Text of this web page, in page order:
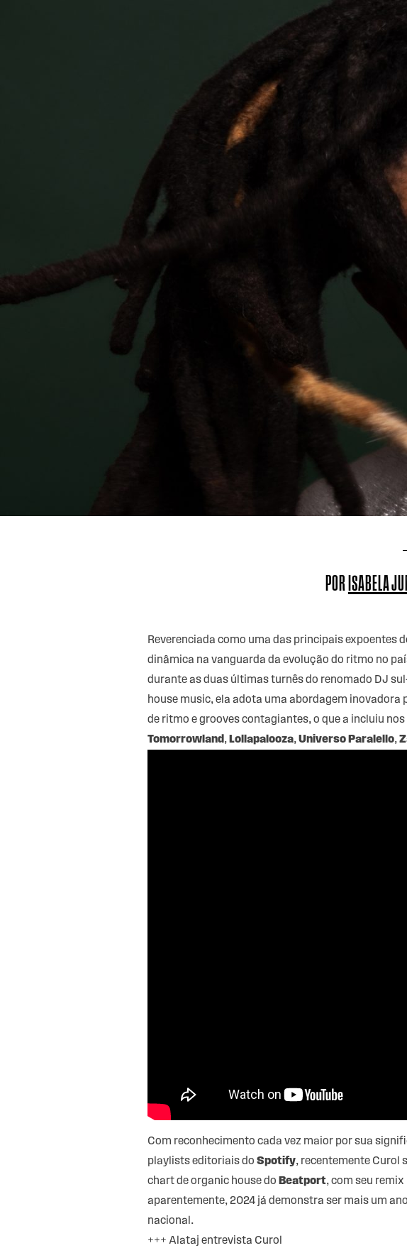
PORISABELA
Reverenciada como uma das principais expoentes
dinâmica na vanguarda da evolução do ritmo no
durante as duas últimas turnês do renomado DJ
house music, ela adota uma abordagem
de ritmo e grooves contagiantes, o que a incluiu
Tomorrowland , Lollapalooza,Universo Paralello,
Com reconhecimento cada vez maior por sua
playlists editoriais do Spotify, recentemente Curol
chart de organic house do Beatport, com seu remix
aparentemente, 2024 já demonstra ser mais um
nacional.
+++ Alataj entrevista Curol